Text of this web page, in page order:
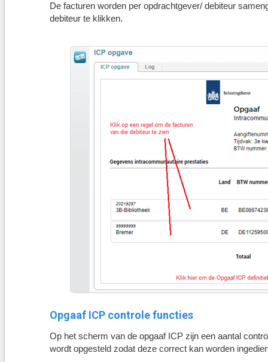
De facturen worden per opdrachtgever/ debiteur
debiteur te klikken.
Opgaaf ICP controle functies
Op het scherm van de opgaaf ICP zijn een aantal
wordt opgesteld zodat deze correct kan worden